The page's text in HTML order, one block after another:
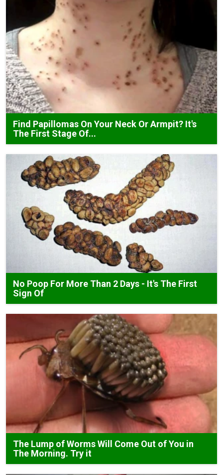
Find Papillomas On Your Neck Or Armpit? It's
The First Stage Of...
No Poop For More Than 2 Days - It's The First
Sign Of
The Lump of Worms Will Come Out of You in
The Morning. Try it